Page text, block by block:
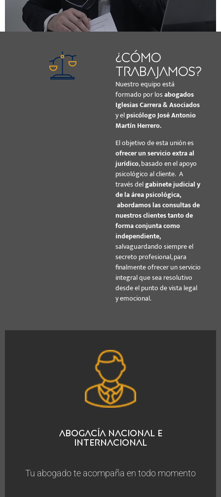
Consulta Jurídica Avanzada
IVA INCLUIDO
¿Cómo
trabajamos?
Nuestro equipo está
formado por losabogados
Iglesias Carrera & Asociados
y elpsicólogo José Antonio
Martín Herrero.
El objetivo de esta unión es
ofrecer un servicio extra al
jurídico, basado en el apoyo
psicológico al cliente. A
través delgabinete judicial y
de la área psicológica,
abordamos las consultas de
nuestros clientes tanto de
forma conjunta como
independiente,
salvaguardando siempre el
secreto profesional, para
finalmente ofrecer un servicio
integral que sea resolutivo
desde el punto de vista legal
y emocional.
Abogacía Nacional e
Internacional
Tu abogado te acompaña en todo momento